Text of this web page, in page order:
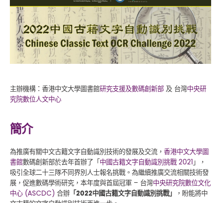
主辦機構：香港中文大學圖書館研究支援及數碼創新部 及 台灣中央研
究院數位人文中心
簡介
為推廣有關中文古籍文字自動識別技術的發展及交流， 香港中文大學圖
書館數碼創新部於去年首辦了「中國古籍文字自動識別挑戰 2021 」，
吸引全球二十三隊不同界別人士報名挑戰。為繼續推廣交流相關技術發
展，促進數碼學術研究，本年度與首屆冠軍 – 台灣中央研究院數位文化
中心 (ASCDC) 合辦 「2022中國古籍文字自動識別挑戰」
，盼能將中